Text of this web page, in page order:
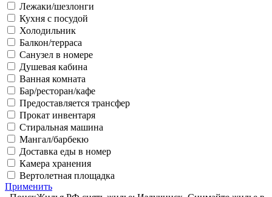
Лежаки/шезлонги
Кухня с посудой
Холодильник
Балкон/терраса
Санузел в номере
Душевая кабина
Ванная комната
Бар/ресторан/кафе
Предоставляется трансфер
Прокат инвентаря
Стиральная машина
Мангал/барбекю
Доставка еды в номер
Камера хранения
Вертолетная площадка
Применить